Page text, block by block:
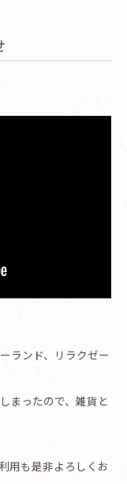
ランド、リラクゼー
まったので、雑貨と
用も是非よろしくお